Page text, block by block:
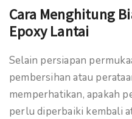
Cara Menghitung
Epoxy Lantai
Selain persiapan
pembersihan atau
memperhatikan, apakah
perlu diperbaiki kembali